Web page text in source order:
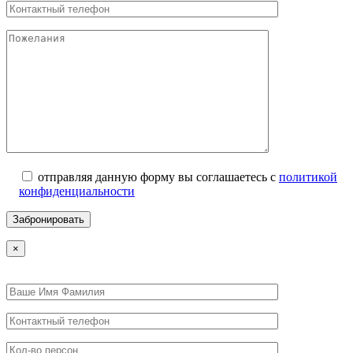
отправляя данную форму вы соглашаетесь с политикой
конфиденциальности
×